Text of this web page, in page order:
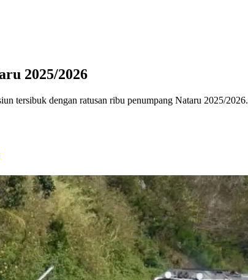
2025/2026
tersibuk dengan ratusan ribu penumpang Nataru 2025/2026.